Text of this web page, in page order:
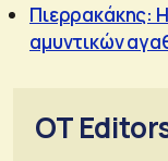
Πιερρακάκης:
αμυντικών
OT